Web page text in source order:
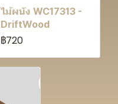
ไม้ผนัง WC17313 -
DriftWood
฿720